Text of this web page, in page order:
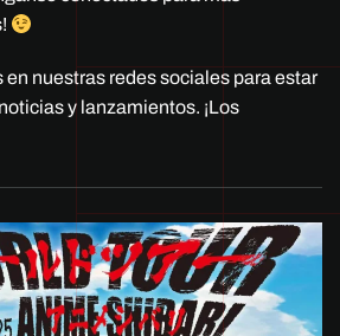
nuestras redes sociales para estar
y lanzamientos. ¡Los